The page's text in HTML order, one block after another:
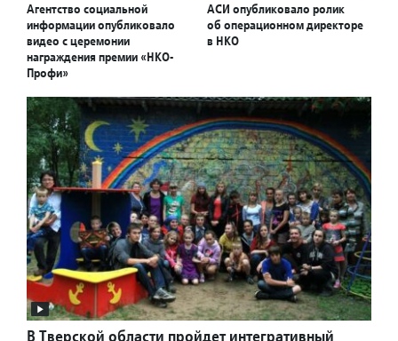
Агентство социальной
информации опубликовало
видео с церемонии
награждения премии «НКО-
Профи»
АСИ опубликовало ролик
об операционном директоре
в НКО
В Тверской области пройдет интегративный